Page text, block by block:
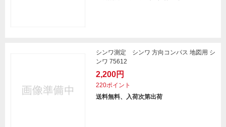
シンワ測定 シンワ 方向コンパス 地図用 シ
ンワ 75612
2,200円
220ポイント
送料無料、入荷次第出荷